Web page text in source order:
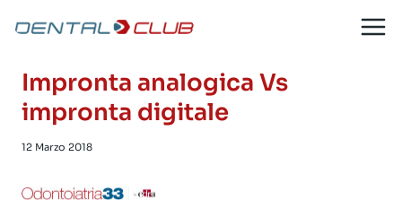
Impronta analogica Vs
impronta digitale
12 Marzo 2018